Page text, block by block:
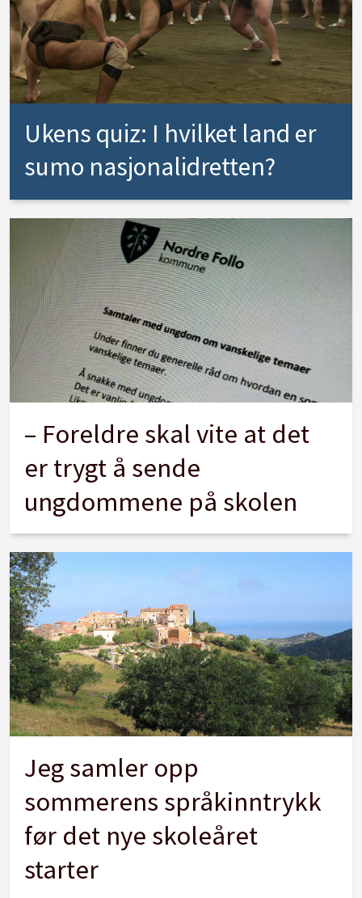
Ukens quiz: I hvilket land er
sumo nasjonalidretten?
– Foreldre skal vite at det
er trygt å sende
ungdommene på skolen
Jeg samler opp
sommerens språkinntrykk
før det nye skoleåret
starter